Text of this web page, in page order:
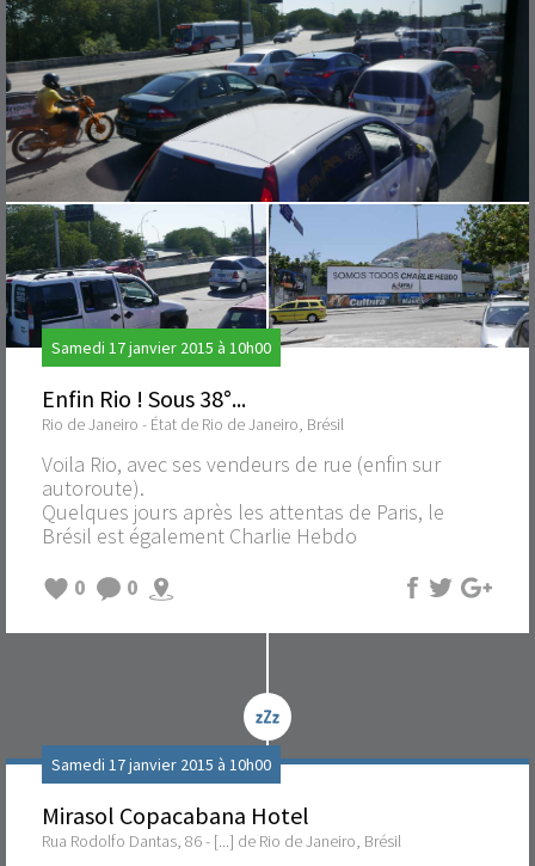
Samedi 17 janvier 2015 à 10h00
Enfin Rio ! Sous 38°...
Rio de Janeiro - État de Rio de Janeiro, Brésil
Voila Rio, avec ses vendeurs de rue (enfin sur
autoroute).
Quelques jours après les attentas de Paris, le
Brésil est également Charlie Hebdo
0
0
Samedi 17 janvier 2015 à 10h00
Mirasol Copacabana Hotel
Rua Rodolfo Dantas, 86 - [...] de Rio de Janeiro, Brésil